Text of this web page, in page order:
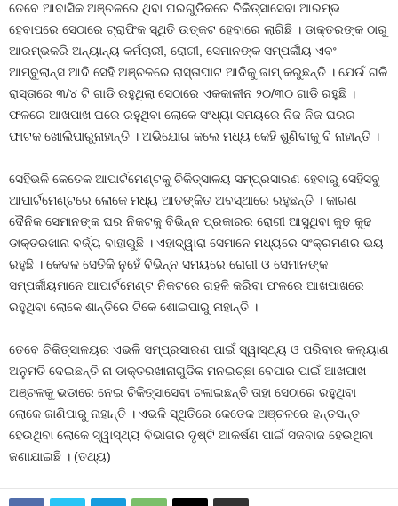
ତେବେ ଆବାସିକ ଅଞ୍ଚଳରେ ଥିବା ଘରଗୁଡିକରେ ଚିକିତ୍ସାସେବା ଆରମ୍ଭ
ହେବାପରେ ସେଠାରେ ଟ୍ରାଫିକ ସ୍ଥିତି ଉତ୍କଟ ହେବାରେ ଲାଗିଛି । ଡାକ୍ତରଙ୍କ ଠାରୁ
ଆରମ୍ଭକରି ଅନ୍ୟାନ୍ୟ କର୍ମଚାରୀ, ରୋଗୀ, ସେମାନଙ୍କ ସମ୍ପର୍କୀୟ ଏବଂ
ଆମ୍ବୁଲାନ୍ସ ଆଦି ସେହି ଅଞ୍ଚଳରେ ରାସ୍ତାଘାଟ ଆଦିକୁ ଜାମ୍‍ କରୁଛନ୍ତି । ଯେଉଁ ଗଳି
ରାସ୍ତାରେ ୩/୪ ଟି ଗାଡି ରହୁଥିଲା ସେଠାରେ ଏକକାଳୀନ ୨୦/୩୦ ଗାଡି ରହୁଛି ।
ଫଳରେ ଆଖପାଖ ଘରେ ରହୁଥିବା ଲୋକେ ସଂଧ୍ୟା ସମୟରେ ନିଜ ନିଜ ଘରର
ଫାଟକ ଖୋଲିପାରୁନାହାନ୍ତି । ଅଭିଯୋଗ କଲେ ମଧ୍ୟ କେହି ଶୁଣିବାକୁ ବି ନାହାନ୍ତି ।
ସେହିଭଳି କେତେକ ଆପାର୍ଟମେଣ୍ଟକୁ ଚିକିତ୍ସାଳୟ ସମ୍ପ୍ରସାରଣ ହେବାରୁ ସେହିସବୁ
ଆପାର୍ଟମେଣ୍ଟରେ ଲୋକେ ମଧ୍ୟ ଆତଙ୍କିତ ଅବସ୍ଥାରେ ରହୁଛନ୍ତି । କାରଣ
ଦୈନିକ ସେମାନଙ୍କ ଘର ନିକଟକୁ ବିଭିନ୍ନ ପ୍ରକାରର ରୋଗୀ ଆସୁଥିବା କୁଢ କୁଢ
ଡାକ୍ତରଖାନା ବର୍ଜ୍ୟ ବାହାରୁଛି । ଏହାଦ୍ୱାରା ସେମାନେ ମଧ୍ୟରେ ସଂକ୍ରମଣର ଭୟ
ରହୁଛି । କେବଳ ସେତିକି ନୁହେଁ ବିଭିନ୍ନ ସମୟରେ ରୋଗୀ ଓ ସେମାନଙ୍କ
ସମ୍ପର୍କୀୟମାନେ ଆପାର୍ଟମେଣ୍ଟ ନିକଟରେ ଗହଳି କରିବା ଫଳରେ ଆଖପାଖରେ
ରହୁଥିବା ଲୋକେ ଶାନ୍ତିରେ ଟିକେ ଶୋଇପାରୁ ନାହାନ୍ତି ।
ତେବେ ଚିକିତ୍ସାଳୟର ଏଭଳି ସମ୍ପ୍ରସାରଣ ପାଇଁ ସ୍ୱାସ୍ଥ୍ୟ ଓ ପରିବାର କଲ୍ୟାଣ
ଅନୁମତି ଦେଇଛନ୍ତି ନା ଡାକ୍ତରଖାନାଗୁଡିକ ମନଇଚ୍ଛା ବେପାର ପାଇଁ ଆଖପାଖ
ଅଞ୍ଚଳକୁ ଭଡାରେ ନେଇ ଚିକିତ୍ସାସେବା ଚଳାଇଛନ୍ତି ତାହା ସେଠାରେ ରହୁଥିବା
ଲୋକେ ଜାଣିପାରୁ ନାହାନ୍ତି । ଏଭଳି ସ୍ଥିତିରେ କେତେକ ଅଞ୍ଚଳରେ ହନ୍ତସନ୍ତ
ହେଉଥିବା ଲୋକେ ସ୍ୱାସ୍ଥ୍ୟ ବିଭାଗର ଦୃଷ୍ଟି ଆକର୍ଷଣ ପାଇଁ ସଜବାଜ ହେଉଥିବା
ଜଣାଯାଇଛି । (ତଥ୍ୟ)